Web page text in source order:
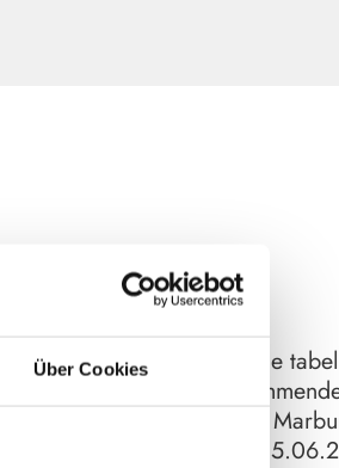
Über Cookies
Hier finden Sie eine
Übersicht aller
Veranstaltungen in
und Land (Stand: